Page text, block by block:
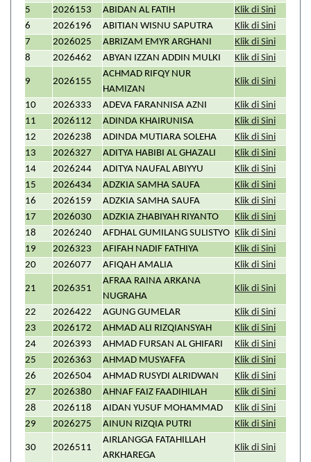
5 2026153 ABIDAN AL FATIH
Klik di Sini
6
2026196 ABITIAN WISNU SAPUTRA
Klik di Sini
7
2026025 ABRIZAM EMYR ARGHANI
Klik di Sini
8
2026462 ABYAN IZZAN ADDIN MULKI Klik di Sini
9 2026155
ACHMAD RIFQY NUR
HAMIZAN
Klik di Sini
10 2026333 ADEVA FARANNISA AZNI
Klik di Sini
11
2026112 ADINDA KHAIRUNISA
Klik di Sini
12
2026238 ADINDA MUTIARA SOLEHA
Klik di Sini
13
2026327 ADITYA HABIBI AL GHAZALI
Klik di Sini
14
2026244 ADITYA NAUFAL ABIYYU
Klik di Sini
15
2026434 ADZKIA SAMHA SAUFA
Klik di Sini
16
2026159 ADZKIA SAMHA SAUFA
Klik di Sini
17
2026030 ADZKIA ZHABIYAH RIYANTO
Klik di Sini
18
2026240 AFDHAL GUMILANG SULISTYO Klik di Sini
19
2026323 AFIFAH NADIF FATHIYA
Klik di Sini
20
2026077 AFIQAH AMALIA Klik di Sini
21 2026351
AFRAA RAINA ARKANA
NUGRAHA
Klik di Sini
22 2026422 AGUNG GUMELAR
Klik di Sini
23
2026172 AHMAD ALI RIZQIANSYAH
Klik di Sini
24
2026393 AHMAD FURSAN AL GHIFARI
Klik di Sini
25
2026363 AHMAD MUSYAFFA
Klik di Sini
26
2026504 AHMAD RUSYDI ALRIDWAN
Klik di Sini
27
2026380 AHNAF FAIZ FAADIHILAH
Klik di Sini
28
2026118 AIDAN YUSUF MOHAMMAD
Klik di Sini
29
2026275 AINUN RIZQIA PUTRI Klik di Sini
30 2026511
AIRLANGGA FATAHILLAH
ARKHAREGA
Klik di Sini